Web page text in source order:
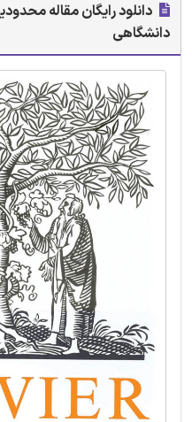
دانلود رایگان مقاله
دانشگاهی